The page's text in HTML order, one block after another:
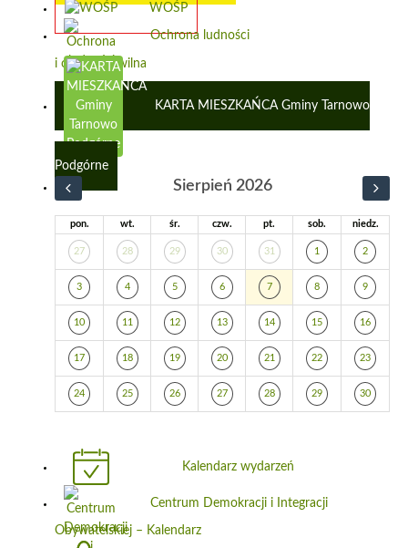
WOŚP
Ochrona ludności
i obrona cywilna
KARTA MIESZKAŃCA Gminy Tarnowo
Podgórne
Sierpień 2026
pon. wt. śr. czw. pt. sob. niedz.
27 28 29 30 31 1 2
3 4 5 6 7 8 9
10 11 12 13 14 15 16
17 18 19 20 21 22 23
24 25 26 27 28 29 30
Kalendarz wydarzeń
Centrum Demokracji i Integracji
Obywatelskiej – Kalendarz